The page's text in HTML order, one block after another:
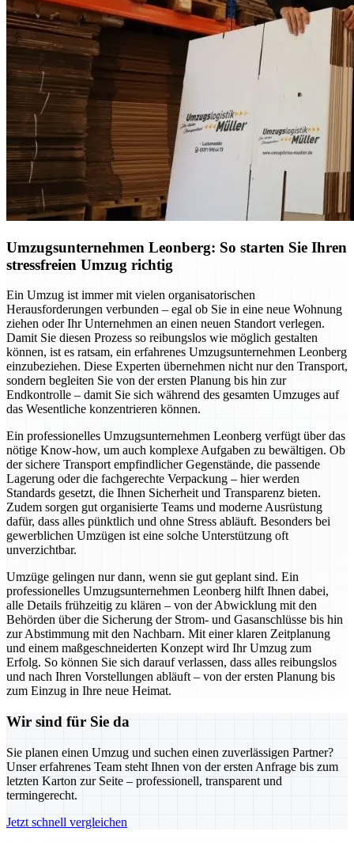
Umzugsunternehmen Leonberg: So starten Sie Ihren
stressfreien Umzug richtig
Ein Umzug ist immer mit vielen organisatorischen
Herausforderungen verbunden – egal ob Sie in eine neue Wohnung
ziehen oder Ihr Unternehmen an einen neuen Standort verlegen.
Damit Sie diesen Prozess so reibungslos wie möglich gestalten
können, ist es ratsam, ein erfahrenes Umzugsunternehmen Leonberg
einzubeziehen. Diese Experten übernehmen nicht nur den Transport,
sondern begleiten Sie von der ersten Planung bis hin zur
Endkontrolle – damit Sie sich während des gesamten Umzuges auf
das Wesentliche konzentrieren können.
Ein professionelles Umzugsunternehmen Leonberg verfügt über das
nötige Know-how, um auch komplexe Aufgaben zu bewältigen. Ob
der sichere Transport empfindlicher Gegenstände, die passende
Lagerung oder die fachgerechte Verpackung – hier werden
Standards gesetzt, die Ihnen Sicherheit und Transparenz bieten.
Zudem sorgen gut organisierte Teams und moderne Ausrüstung
dafür, dass alles pünktlich und ohne Stress abläuft. Besonders bei
gewerblichen Umzügen ist eine solche Unterstützung oft
unverzichtbar.
Umzüge gelingen nur dann, wenn sie gut geplant sind. Ein
professionelles Umzugsunternehmen Leonberg hilft Ihnen dabei,
alle Details frühzeitig zu klären – von der Abwicklung mit den
Behörden über die Sicherung der Strom- und Gasanschlüsse bis hin
zur Abstimmung mit den Nachbarn. Mit einer klaren Zeitplanung
und einem maßgeschneiderten Konzept wird Ihr Umzug zum
Erfolg. So können Sie sich darauf verlassen, dass alles reibungslos
und nach Ihren Vorstellungen abläuft – von der ersten Planung bis
zum Einzug in Ihre neue Heimat.
Wir sind für Sie da
Sie planen einen Umzug und suchen einen zuverlässigen Partner?
Unser erfahrenes Team steht Ihnen von der ersten Anfrage bis zum
letzten Karton zur Seite – professionell, transparent und
termingerecht.
Jetzt schnell vergleichen